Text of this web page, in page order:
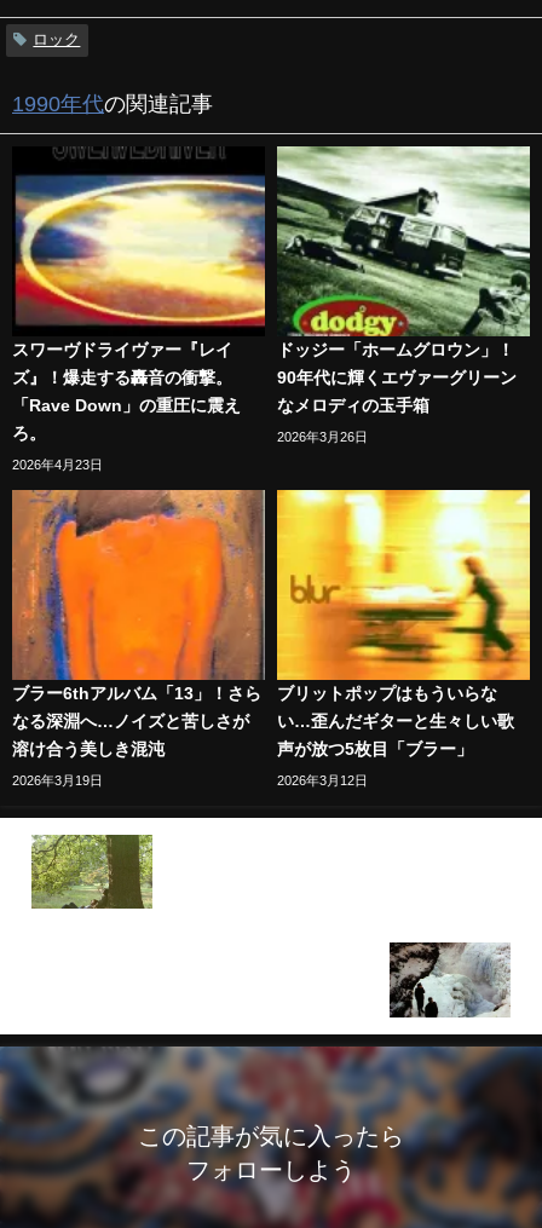
ロック
1990年代の関連記事
スワーヴドライヴァー『レイ
ズ』！爆走する轟音の衝撃。
「Rave Down」の重圧に震え
ろ。
2026年4月23日
ドッジー「ホームグロウン」！
90年代に輝くエヴァーグリーン
なメロディの玉手箱
2026年3月26日
ブラー6thアルバム「13」！さら
なる深淵へ…ノイズと苦しさが
溶け合う美しき混沌
2026年3月19日
ブリットポップはもういらな
い…歪んだギターと生々しい歌
声が放つ5枚目「ブラー」
2026年3月12日
この記事が気に入ったら
フォローしよう